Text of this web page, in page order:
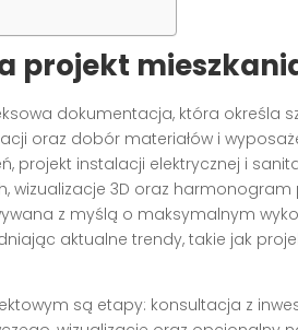
projekt
dokumentacja, która określa
oraz dobór materiałów i
projekt instalacji elektrycznej i
wizualizacje 3D oraz
z myślą o maksymalnym
aktualne trendy, takie jak
są etapy: konsultacja z